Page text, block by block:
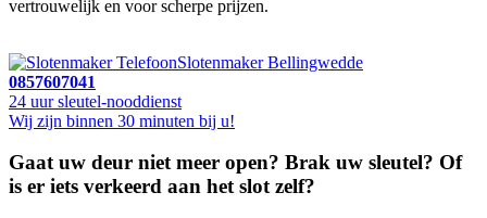
vertrouwelijk en voor scherpe prijzen.
Slotenmaker Bellingwedde
0857607041
24 uur sleutel-nooddienst
Wij zijn binnen 30 minuten bij u!
Gaat uw deur niet meer open? Brak uw sleutel? Of
is er iets verkeerd aan het slot zelf?